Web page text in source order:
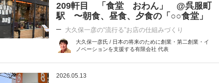
209軒目 「食堂 おわん」 @呉服町
駅 〜朝食、昼食、夕食の「○○食堂」
大久保一彦の“流行る”お店の仕組みづくり
大久保一彦氏 / 日本の将来のために創業・第二創業・イ
ノベーションを支援する有限会社 代表
2026.05.13